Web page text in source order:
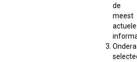
de
meest
actuele